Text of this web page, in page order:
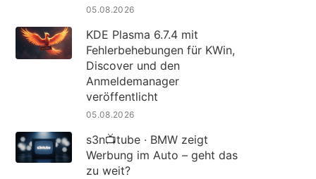
05.08.2026
KDE Plasma 6.7.4 mit
Fehlerbehebungen für KWin,
Discover und den
Anmeldemanager
veröffentlicht
05.08.2026
s3n📺tube · BMW zeigt
Werbung im Auto – geht das
zu weit?